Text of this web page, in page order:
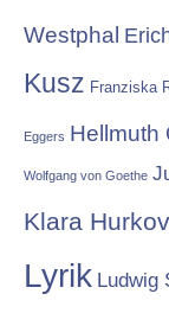
Westphal
Kusz Franziska
Eggers Hellmuth
Wolfgang von Goethe
Klara
Lyrik Ludwig